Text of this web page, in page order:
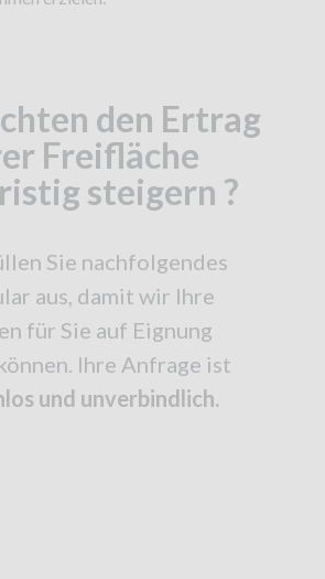
den Ertrag
Freifläche
steigern ?
Sie nachfolgendes
aus, damit wir Ihre
für Sie auf Eignung
Ihre Anfrage ist
und unverbindlich.